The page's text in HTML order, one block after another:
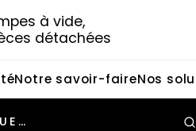
à vide,
détachées
Notre savoir-faireNos